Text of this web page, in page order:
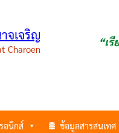
จเจริญ
Charoen
“เ
อนิกส์ ข้อมูลสารสนเทศ